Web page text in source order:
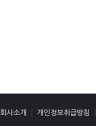
회사소개 개인정보취급방침